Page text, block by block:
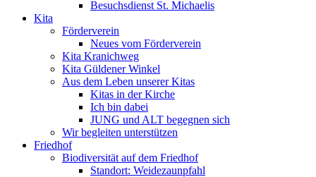
Besuchsdienst St. Michaelis
Kita
Förderverein
Neues vom Förderverein
Kita Kranichweg
Kita Güldener Winkel
Aus dem Leben unserer Kitas
Kitas in der Kirche
Ich bin dabei
JUNG und ALT begegnen sich
Wir begleiten unterstützen
Friedhof
Biodiversität auf dem Friedhof
Standort: Weidezaunpfahl